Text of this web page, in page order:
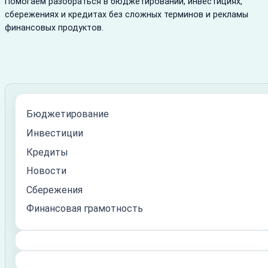
сбережениях и кредитах без сложных терминов и рекламы
финансовых продуктов.
Бюджетирование
Инвестиции
Кредиты
Новости
Сбережения
Финансовая грамотность